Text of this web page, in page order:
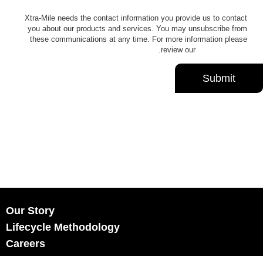
Xtra-Mile needs the contact information you provide us to contact
you about our products and services. You may unsubscribe from
these communications at any time. For more information please
review our
Our Story
Lifecycle Methodology
Careers